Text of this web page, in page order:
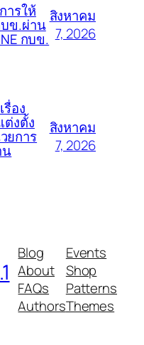
ารให้
ข.ผ่าน
กบข.
สิงหาคม
7, 2026
อง
ต่งตั้ง
ยการ
น
สิงหาคม
7, 2026
Blog
About
FAQs
Authors
Events
Shop
Patterns
Themes